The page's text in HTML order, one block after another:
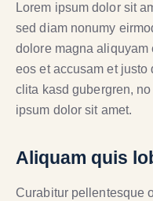
Lorem ipsum dolor sit
sed diam nonumy
dolore magna aliquyam
eos et accusam et justo
clita kasd gubergren,
ipsum dolor sit amet.
Aliquam quis
Curabitur pellentesque